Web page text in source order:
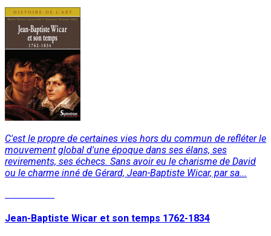
C'est le propre de certaines vies hors du commun de refléter le
mouvement global d'une époque dans ses élans, ses
revirements, ses échecs. Sans avoir eu le charisme de David
ou le charme inné de Gérard, Jean-Baptiste Wicar, par sa...
Jean-Baptiste Wicar et son temps 1762-1834